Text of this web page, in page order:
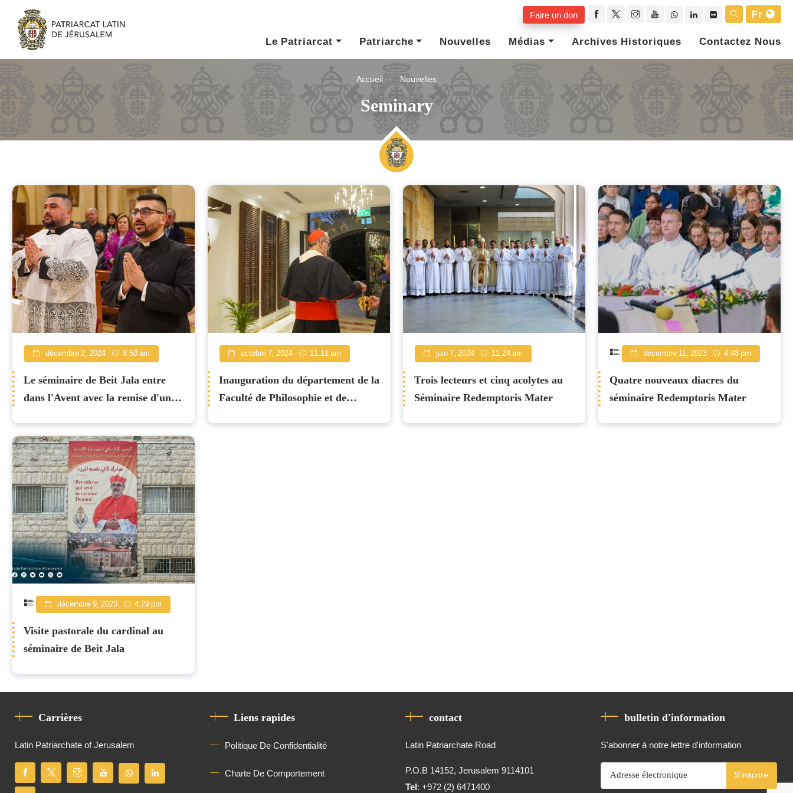
Faire un don
Fr
Le Patriarcat
Patriarche Nouvelles Médias Archives Historiques Contactez Nous
Accueil Nouvelles
Seminary
Seminary
décembre 2, 2024 8:50 am
Le séminaire de Beit Jala entre
dans l'Avent avec la remise d'une
octobre 7, 2024 11:11 am
Inauguration du département de la
Faculté de Philosophie et de
juin 7, 2024 11:24 am
Trois lecteurs et cinq acolytes au
Séminaire Redemptoris Mater
décembre 11, 2023 4:48 pm
Quatre nouveaux diacres du
séminaire Redemptoris Mater
décembre 9, 2023 4:29 pm
Visite pastorale du cardinal au
séminaire de Beit Jala
Carrières
Latin Patriarchate of Jerusalem
Liens rapides
Politique De Confidentialité
Charte De Comportement
contact
Latin Patriarchate Road
P.O.B 14152, Jerusalem 9114101
Tel: +972 (2) 6471400
bulletin d'information
S'abonner à notre lettre d'information
S'inscrire